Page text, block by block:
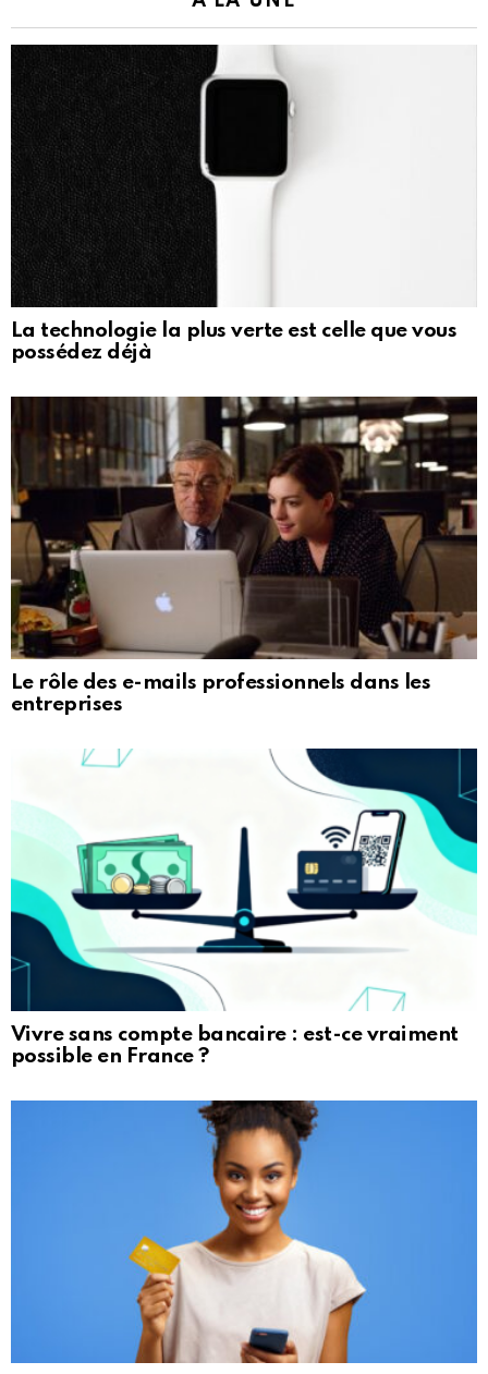
La technologie la plus verte est celle que vous
possédez déjà
Le rôle des e-mails professionnels dans les
entreprises
Vivre sans compte bancaire : est-ce vraiment
possible en France ?